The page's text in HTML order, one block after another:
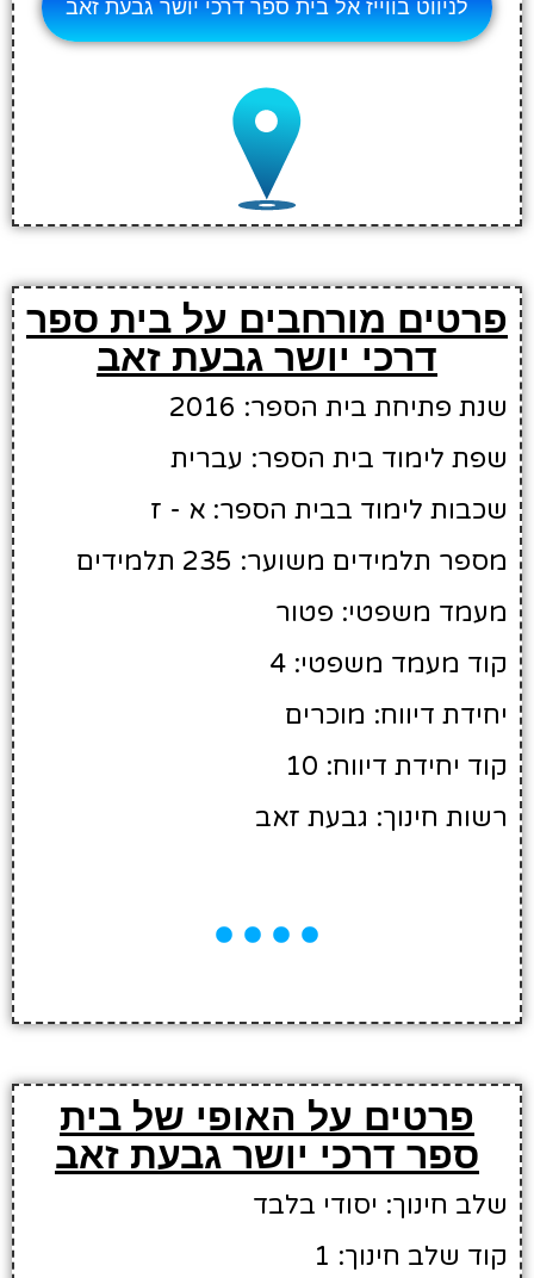
לניווט בווייז אל בית ספר דרכי יושר גבעת זאב
פרטים מורחבים על בית ספר
דרכי יושר גבעת זאב
שנת פתיחת בית הספר: 2016
שפת לימוד בית הספר: עברית
שכבות לימוד בבית הספר: א - ז
מספר תלמידים משוער: 235 תלמידים
מעמד משפטי: פטור
קוד מעמד משפטי: 4
יחידת דיווח: מוכרים
קוד יחידת דיווח: 10
רשות חינוך: גבעת זאב
פרטים על האופי של בית
ספר דרכי יושר גבעת זאב
שלב חינוך: יסודי בלבד
קוד שלב חינוך: 1